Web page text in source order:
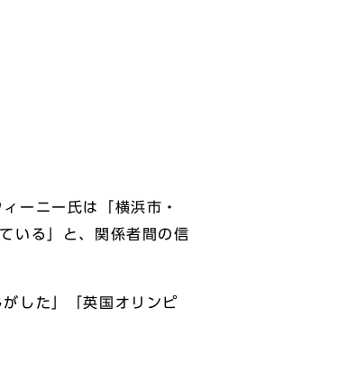
ーニー氏は「横浜市・
いる」と、関係者間の信
した」「英国オリンピ